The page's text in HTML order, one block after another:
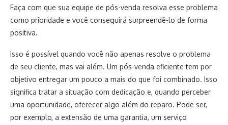
Faça com que sua equipe de pós-venda resolva esse problema
como prioridade e você conseguirá surpreendê-lo de forma
positiva.
Isso é possível quando você não apenas resolve o problema
de seu cliente, mas vai além. Um pós-venda eficiente tem por
objetivo entregar um pouco a mais do que foi combinado. Isso
significa tratar a situação com dedicação e, quando perceber
uma oportunidade, oferecer algo além do reparo. Pode ser,
por exemplo, a extensão de uma garantia, um serviço